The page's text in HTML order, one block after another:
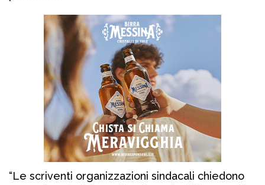
“Le scriventi organizzazioni sindacali chiedono